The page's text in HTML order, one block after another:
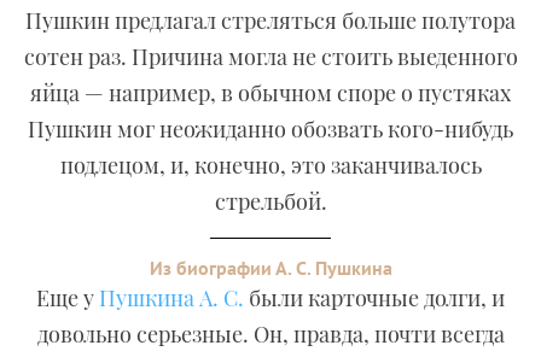
Пушкин предлагал стреляться больше полутора
сотен раз. Причина могла не стоить выеденного
яйца — например, в обычном споре о пустяках
Пушкин мог неожиданно обозвать кого-нибудь
подлецом, и, конечно, это заканчивалось
стрельбой.
Из биографии А. С. Пушкина
Еще у Пушкина А. С. были карточные долги, и
довольно серьезные. Он, правда, почти всегда